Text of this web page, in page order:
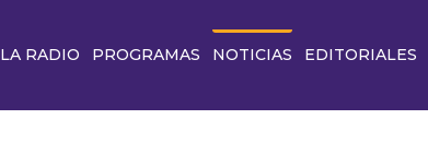
LA RADIO PROGRAMAS NOTICIAS EDITORIALES